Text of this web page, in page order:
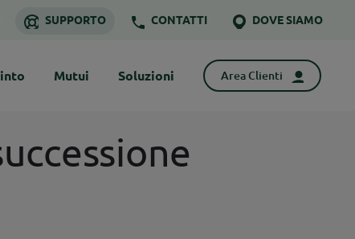
Mutui Soluzioni Area Clienti
SUPPORTO CONTATTI DOVE SIAMO